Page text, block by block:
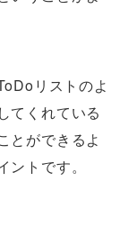
リストのよ
てくれている
とができるよ
トです。